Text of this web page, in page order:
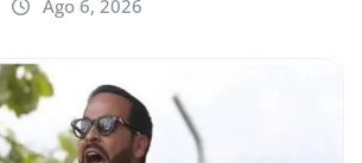
Ago 6, 2026